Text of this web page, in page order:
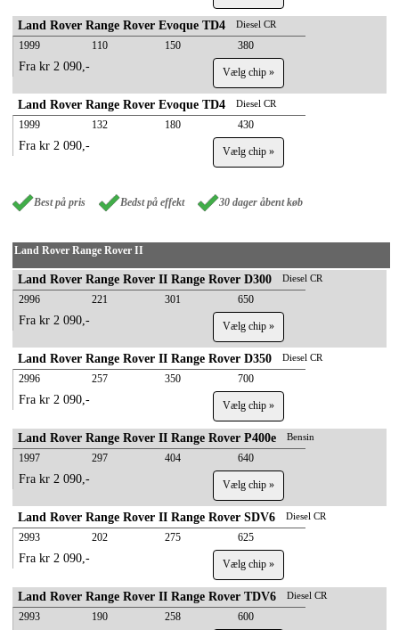
Land Rover Range Rover Evoque TD4 Diesel CR
1999 110 150 380
Fra kr 2 090,- Vælg chip »
Land Rover Range Rover Evoque TD4 Diesel CR
1999 132 180 430
Fra kr 2 090,- Vælg chip »
Best på pris Bedst på effekt 30 dager åbent køb
Land Rover Range Rover II
Land Rover Range Rover II Range Rover D300 Diesel CR
2996 221 301 650
Fra kr 2 090,- Vælg chip »
Land Rover Range Rover II Range Rover D350 Diesel CR
2996 257 350 700
Fra kr 2 090,- Vælg chip »
Land Rover Range Rover II Range Rover P400e Bensin
1997 297 404 640
Fra kr 2 090,- Vælg chip »
Land Rover Range Rover II Range Rover SDV6 Diesel CR
2993 202 275 625
Fra kr 2 090,- Vælg chip »
Land Rover Range Rover II Range Rover TDV6 Diesel CR
2993 190 258 600